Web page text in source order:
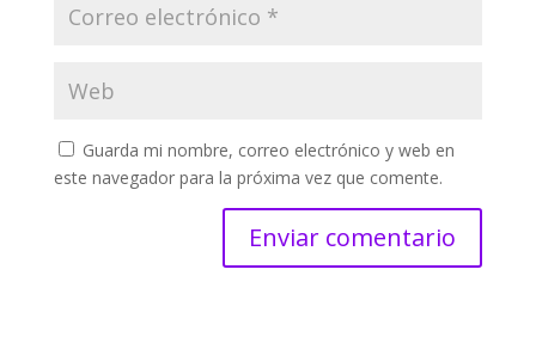
Guarda mi nombre, correo electrónico y web en
este navegador para la próxima vez que comente.